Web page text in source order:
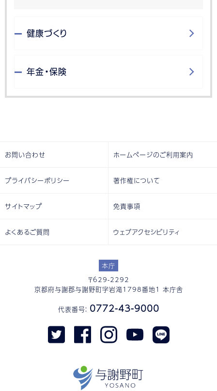
健康づくり
年金・保険
本庁
〒629-2292
京都府与謝郡与謝野町字岩滝1798番地1 本庁舎
代表番号： 0772-43-9000
お問い合わせ ホームページのご利用案内
プライバシーポリシー 著作権について
サイトマップ 免責事項
よくあるご質問 ウェブアクセシビリティ